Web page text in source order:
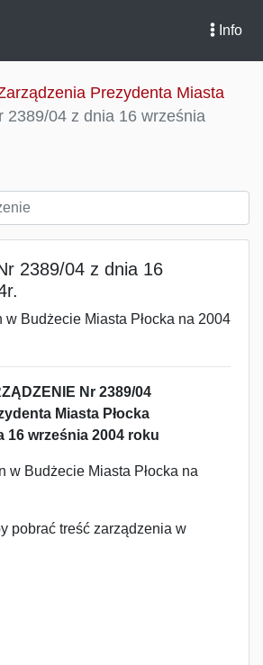
Info
Prezydenta Miasta
2389/04 z dnia 16 września
2389/04 z dnia 16
w Budżecie Miasta Płocka na 2004
Nr 2389/04
Miasta Płocka
16 września 2004 roku
w Budżecie Miasta Płocka na
pobrać treść zarządzenia w